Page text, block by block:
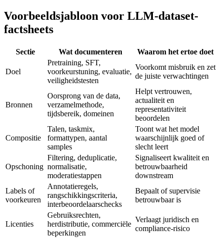
Voorbeeldsjabloon voor LLM-dataset-
factsheets
Sectie Wat documenteren Waarom het ertoe doet
Doel
Pretraining, SFT,
voorkeurstuning, evaluatie,
veiligheidstesten
Voorkomt misbruik en zet
de juiste verwachtingen
Bronnen
Oorsprong van de data,
verzamelmethode,
tijdsbereik, domeinen
Helpt vertrouwen,
actualiteit en
representativiteit
beoordelen
Compositie
Talen, taskmix,
formattypen, aantal
samples
Toont wat het model
waarschijnlijk goed of
slecht leert
Opschoning
Filtering, deduplicatie,
normalisatie,
moderatiestappen
Signaliseert kwaliteit en
betrouwbaarheid
downstream
Labels of
voorkeuren
Annotatieregels,
rangschikkingscriteria,
interbeoordelaarschecks
Bepaalt of supervisie
betrouwbaar is
Licenties
Gebruiksrechten,
herdistributie, commerciële
beperkingen
Verlaagt juridisch en
compliance-risico